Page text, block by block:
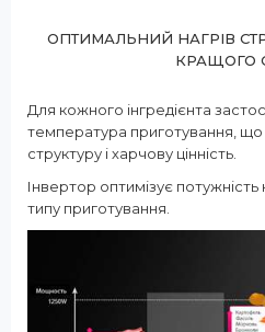
ОПТИМАЛЬНИЙ НАГРІВ
КРАЩОГО
Для кожного інгредієнта
температура приготування,
структуру і харчову цінність.
Інвертор оптимізує
типу приготування.